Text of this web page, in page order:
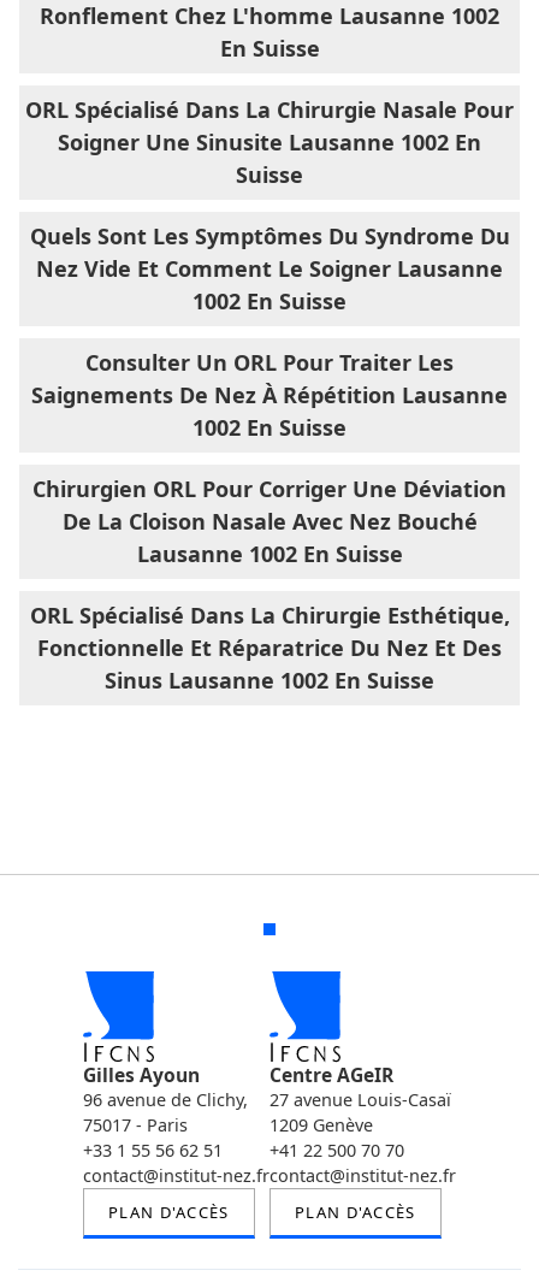
Ronflement Chez L'homme Lausanne 1002
En Suisse
ORL Spécialisé Dans La Chirurgie Nasale Pour
Soigner Une Sinusite Lausanne 1002 En
Suisse
Quels Sont Les Symptômes Du Syndrome Du
Nez Vide Et Comment Le Soigner Lausanne
1002 En Suisse
Consulter Un ORL Pour Traiter Les
Saignements De Nez À Répétition Lausanne
1002 En Suisse
Chirurgien ORL Pour Corriger Une Déviation
De La Cloison Nasale Avec Nez Bouché
Lausanne 1002 En Suisse
ORL Spécialisé Dans La Chirurgie Esthétique,
Fonctionnelle Et Réparatrice Du Nez Et Des
Sinus Lausanne 1002 En Suisse
Gilles Ayoun
96 avenue de Clichy,
75017 - Paris
+33 1 55 56 62 51
contact@institut-nez.fr
PLAN D'ACCÈS
Centre AGeIR
27 avenue Louis-Casaï
1209 Genève
+41 22 500 70 70
contact@institut-nez.fr
PLAN D'ACCÈS